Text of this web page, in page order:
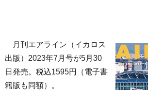
月刊エアライン（イカロス
出版）2023年7月号が5月30
日発売。税込1595円（電子書
籍版も同額）。